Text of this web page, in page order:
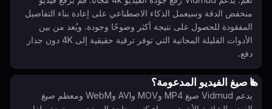
منخفض الدقة وسيعمل الذكاء الاصطناعي على إعادة بناء التفاصيل
المفقودة للحصول على نتيجة أكثر وضوحًا وجودة. ويُعد من بين
الأدوات القليلة المجانية التي توفر ترقية حقيقية إلى 4K دون جدار
دفع.
ما صيغ الفيديو المدعومة؟
يدعم Vidmud صيغ MP4 وMOV وAVI وWebM ومعظم صيغ